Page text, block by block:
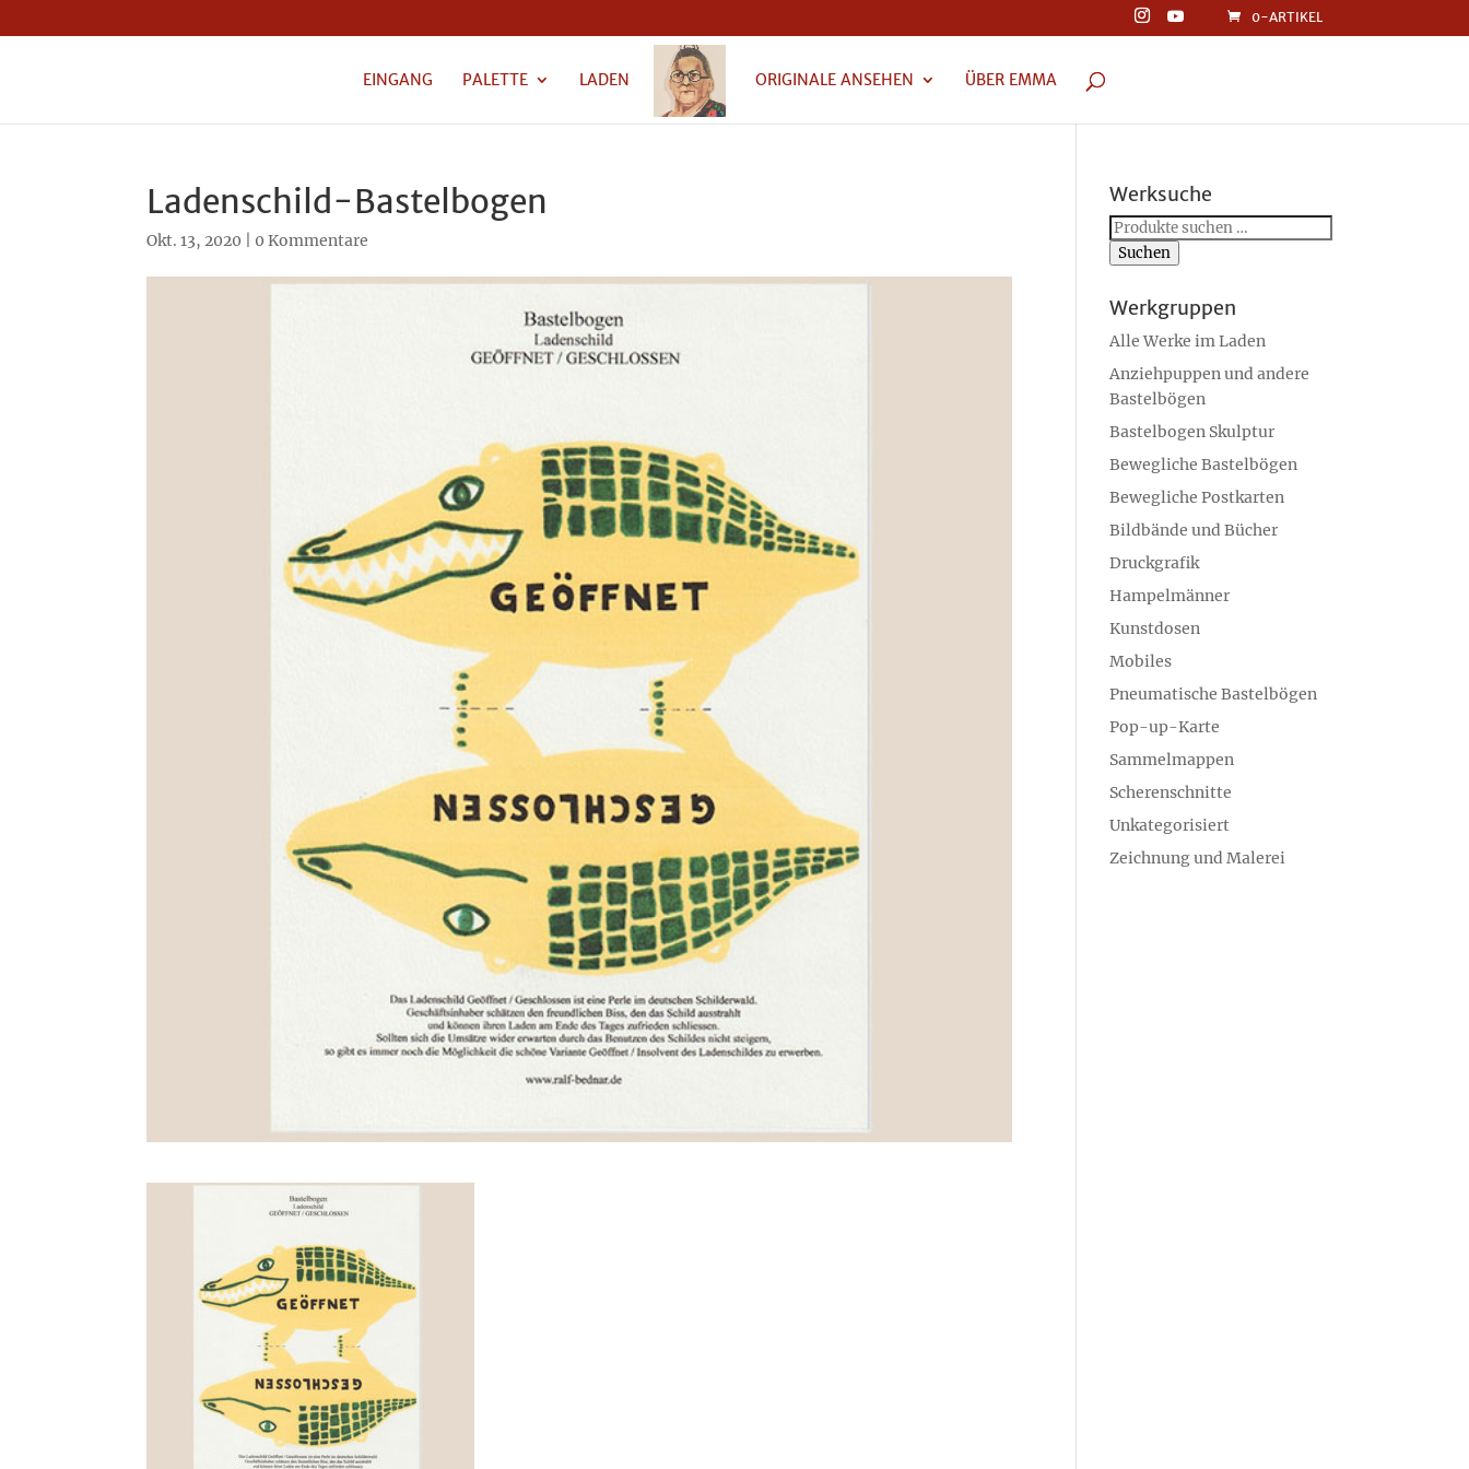
0-ARTIKEL
EINGANG PALETTE LADEN ORIGINALE ANSEHEN ÜBER EMMA
Ladenschild-Bastelbogen
Okt. 13, 2020 0 Kommentare
Werksuche
Suchen
nach:
Suchen
Werkgruppen
Alle Werke im Laden
Anziehpuppen und andere
Bastelbögen
Bastelbogen Skulptur
Bewegliche Bastelbögen
Bewegliche Postkarten
Bildbände und Bücher
Druckgrafik
Hampelmänner
Kunstdosen
Mobiles
Pneumatische Bastelbögen
Pop-up-Karte
Sammelmappen
Scherenschnitte
Unkategorisiert
Zeichnung und Malerei